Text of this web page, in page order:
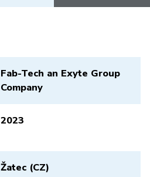
Fab-Tech an Exyte Group
Company
2023
Žatec (CZ)